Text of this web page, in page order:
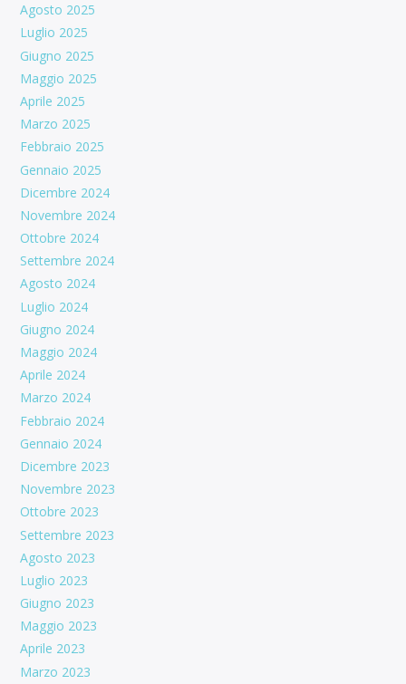
Agosto 2025
Luglio 2025
Giugno 2025
Maggio 2025
Aprile 2025
Marzo 2025
Febbraio 2025
Gennaio 2025
Dicembre 2024
Novembre 2024
Ottobre 2024
Settembre 2024
Agosto 2024
Luglio 2024
Giugno 2024
Maggio 2024
Aprile 2024
Marzo 2024
Febbraio 2024
Gennaio 2024
Dicembre 2023
Novembre 2023
Ottobre 2023
Settembre 2023
Agosto 2023
Luglio 2023
Giugno 2023
Maggio 2023
Aprile 2023
Marzo 2023